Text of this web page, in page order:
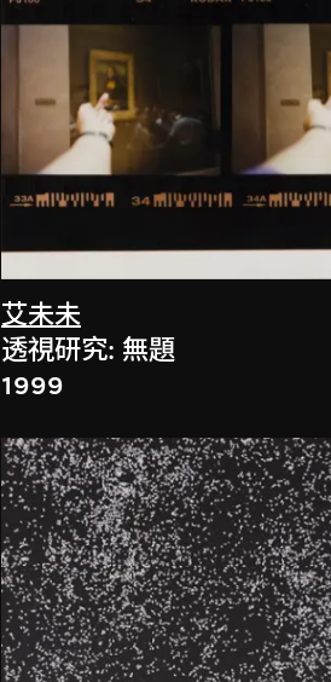
艾未未
透視研究: 無題
1999